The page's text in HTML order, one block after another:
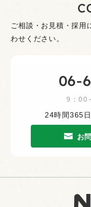
ご相談・お見積・採用
わせください。
06-
9：00
24時間365
お